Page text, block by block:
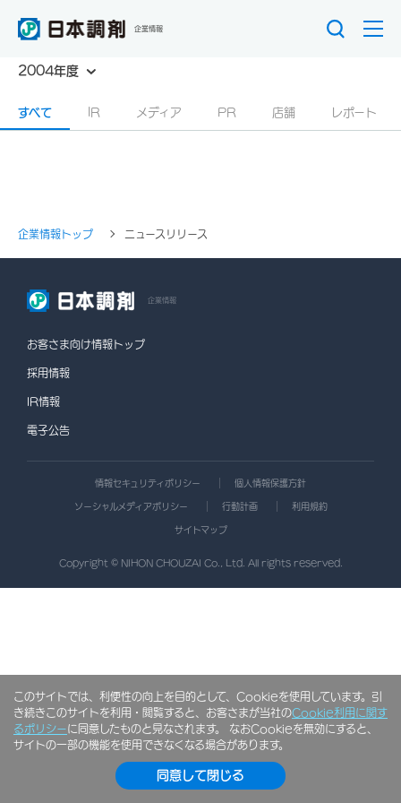
企業情報
2004年度
すべて IR メディア PR 店舗 レポート
企業情報トップ ニュースリリース
企業情報
お客さま向け情報トップ
採用情報
IR情報
電子公告
情報セキュリティポリシー 個人情報保護方針
ソーシャルメディアポリシー 行動計画 利用規約
サイトマップ
Copyright © NIHON CHOUZAI Co., Ltd. All rights reserved.
このサイトでは、利便性の向上を目的として、Cookieを使用しています。引
き続きこのサイトを利用・閲覧すると、お客さまが当社のCookie利用に関す
るポリシーに同意したものと見なされます。 なおCookieを無効にすると、
サイトの一部の機能を使用できなくなる場合があります。
同意して閉じる